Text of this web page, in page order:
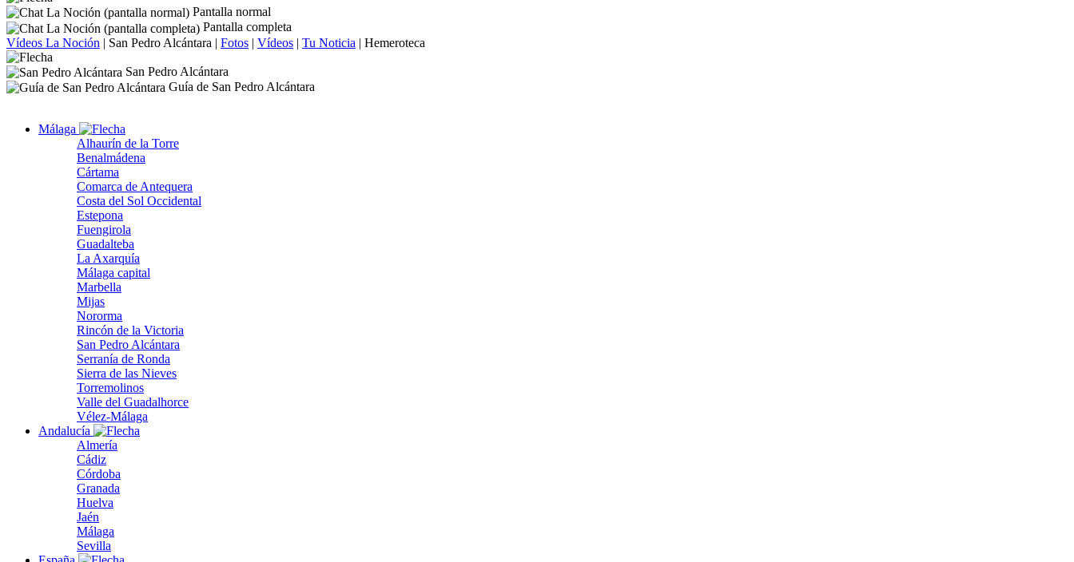
Pantalla normal
Pantalla completa
Vídeos La Noción | San Pedro Alcántara | Fotos | Vídeos | Tu Noticia | Hemeroteca
San Pedro Alcántara
Guía de San Pedro Alcántara
Málaga
Alhaurín de la Torre
Benalmádena
Cártama
Comarca de Antequera
Costa del Sol Occidental
Estepona
Fuengirola
Guadalteba
La Axarquía
Málaga capital
Marbella
Mijas
Nororma
Rincón de la Victoria
San Pedro Alcántara
Serranía de Ronda
Sierra de las Nieves
Torremolinos
Valle del Guadalhorce
Vélez-Málaga
Andalucía
Almería
Cádiz
Córdoba
Granada
Huelva
Jaén
Málaga
Sevilla